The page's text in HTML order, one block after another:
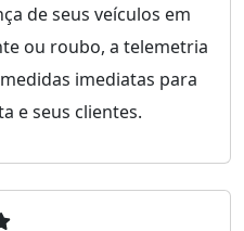
de seus veículos em
ou roubo, a telemetria
imediatas para
e seus clientes.